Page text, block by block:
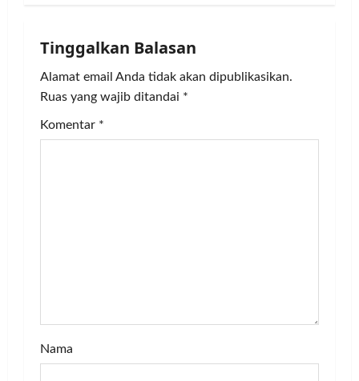
i
g
a
Tinggalkan Balasan
Alamat email Anda tidak akan dipublikasikan.
Ruas yang wajib ditandai *
Komentar *
Nama